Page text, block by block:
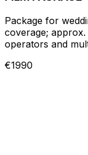
Package for
coverage;
operators and
€1990